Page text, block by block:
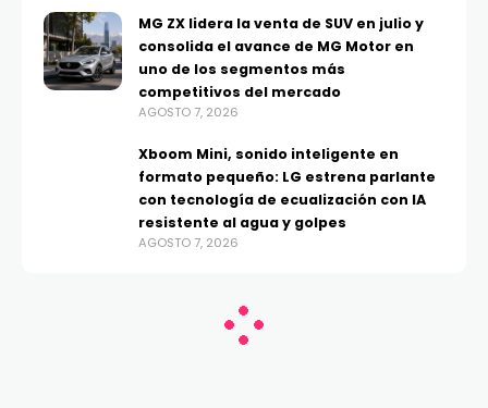
MG ZX lidera la venta de SUV en julio y
consolida el avance de MG Motor en
uno de los segmentos más
competitivos del mercado
AGOSTO 7, 2026
Xboom Mini, sonido inteligente en
formato pequeño: LG estrena parlante
con tecnología de ecualización con IA
resistente al agua y golpes
AGOSTO 7, 2026